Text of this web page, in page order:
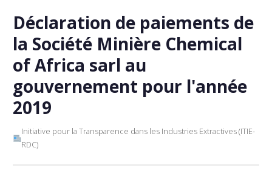
Déclaration de paiements de
la Société Minière Chemical
of Africa sarl au
gouvernement pour l'année
2019
Initiative pour la Transparence dans les Industries Extractives (ITIE-
RDC)